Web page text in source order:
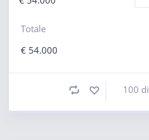
Totale
€54.000
100